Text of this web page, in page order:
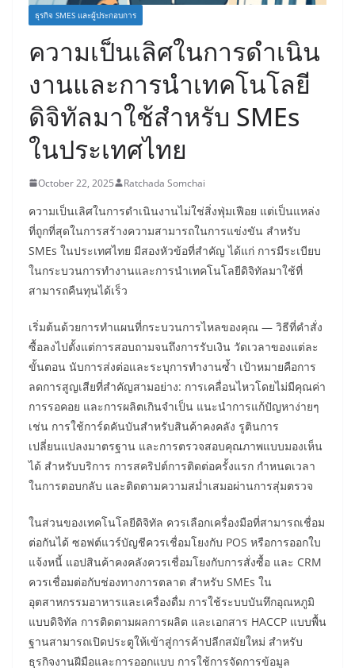
ธุรกิจ SMES และผู้ประกอบการ
ความเป็นเลิศในการดำเนิน
งานและการนำเทคโนโลยี
ดิจิทัลมาใช้สำหรับ SMEs
ในประเทศไทย
October 22, 2025 Ratchada Somchai
ความเป็นเลิศในการดำเนินงานไม่ใช่สิ่งฟุ่มเฟือย แต่เป็นแหล่ง
ที่ถูกที่สุดในการสร้างความสามารถในการแข่งขัน สำหรับ
SMEs ในประเทศไทย มีสองหัวข้อที่สำคัญ ได้แก่ การมีระเบียบ
ในกระบวนการทำงานและการนำเทคโนโลยีดิจิทัลมาใช้ที่
สามารถคืนทุนได้เร็ว
เริ่มต้นด้วยการทำแผนที่กระบวนการไหลของคุณ — วิธีที่คำสั่ง
ซื้อลงไปตั้งแต่การสอบถามจนถึงการรับเงิน วัดเวลาของแต่ละ
ขั้นตอน นับการส่งต่อและระบุการทำงานซ้ำ เป้าหมายคือการ
ลดการสูญเสียที่สำคัญสามอย่าง: การเคลื่อนไหวโดยไม่มีคุณค่า
การรอคอย และการผลิตเกินจำเป็น แนะนำการแก้ปัญหาง่ายๆ
เช่น การใช้การ์ดคันบันสำหรับสินค้าคงคลัง รูตินการ
เปลี่ยนแปลงมาตรฐาน และการตรวจสอบคุณภาพแบบมองเห็น
ได้ สำหรับบริการ การสคริปต์การติดต่อครั้งแรก กำหนดเวลา
ในการตอบกลับ และติดตามความสม่ำเสมอผ่านการสุ่มตรวจ
ในส่วนของเทคโนโลยีดิจิทัล ควรเลือกเครื่องมือที่สามารถเชื่อม
ต่อกันได้ ซอฟต์แวร์บัญชีควรเชื่อมโยงกับ POS หรือการออกใบ
แจ้งหนี้ แอปสินค้าคงคลังควรเชื่อมโยงกับการสั่งซื้อ และ CRM
ควรเชื่อมต่อกับช่องทางการตลาด สำหรับ SMEs ใน
อุตสาหกรรมอาหารและเครื่องดื่ม การใช้ระบบบันทึกอุณหภูมิ
แบบดิจิทัล การติดตามผลการผลิต และเอกสาร HACCP แบบพื้น
ฐานสามารถเปิดประตูให้เข้าสู่การค้าปลีกสมัยใหม่ สำหรับ
ธุรกิจงานฝีมือและการออกแบบ การใช้การจัดการข้อมูล